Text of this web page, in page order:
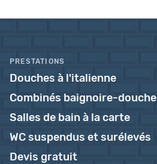
PRESTATIONS
Douches à l'italienne
Combinés baignoire-douche
Salles de bain à la carte
WC suspendus et surélevés
Devis gratuit